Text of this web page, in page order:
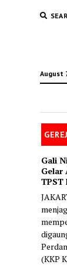
August
Gali
Gelar
TPST
(KKP